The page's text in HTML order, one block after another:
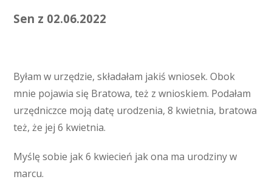
Sen z 02.06.2022
Byłam w urzędzie, składałam jakiś wniosek. Obok
mnie pojawia się Bratowa, też z wnioskiem. Podałam
urzędniczce moją datę urodzenia, 8 kwietnia, bratowa
też, że jej 6 kwietnia.
Myślę sobie jak 6 kwiecień jak ona ma urodziny w
marcu.